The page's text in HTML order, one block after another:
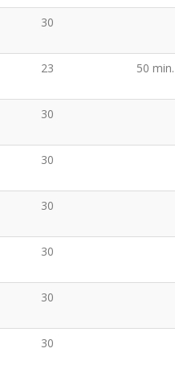
30
23 50 min.
30
30
30
30
30
30